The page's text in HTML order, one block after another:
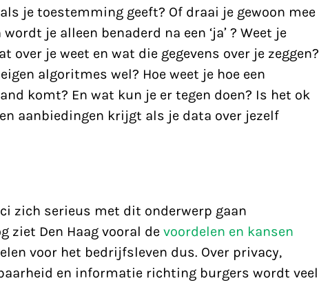
je toestemming geeft? Of draai je gewoon mee
je alleen benaderd na een ‘ja’ ? Weet je
over je weet en wat die gegevens over je zeggen?
algoritmes wel? Hoe weet je hoe een
komt? En wat kun je er tegen doen? Is het ok
aanbiedingen krijgt als je data over jezelf
zich serieus met dit onderwerp gaan
ziet Den Haag vooral de voordelen en kansen
voor het bedrijfsleven dus. Over privacy,
en informatie richting burgers wordt veel